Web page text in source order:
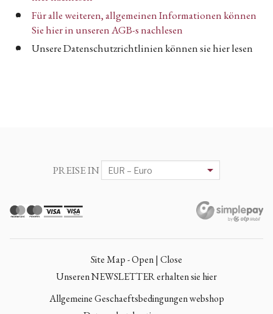
Für alle weiteren, allgemeinen Informationen können
Sie hier in unseren AGB-s nachlesen
Unsere Datenschutzrichtlinien können sie hier lesen
PREISE IN
Site Map - Open | Close
Unseren NEWSLETTER erhalten sie hier
Allgemeine Geschaeftsbedingungen webshop